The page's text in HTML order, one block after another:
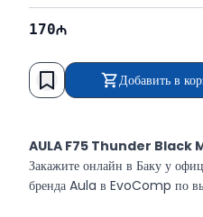
170
Добавить в
AULA F75 Thunder
Закажите онлайн в Баку у
бренда Aula в EvoComp по